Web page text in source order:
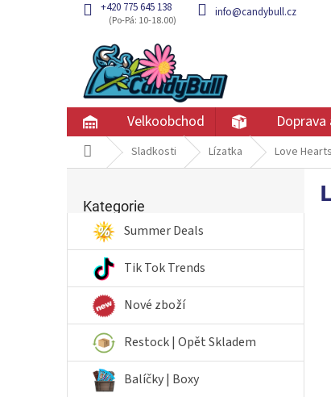
+420 775 645 138 info@candybull.cz
Velkoobchod
Domů Sladkosti Lízatka Love
r
n
í
kategorie
Kategorie
Summer Deals
Tik Tok Trends
Nové zboží
Restock | Opět Skladem
Balíčky | Boxy